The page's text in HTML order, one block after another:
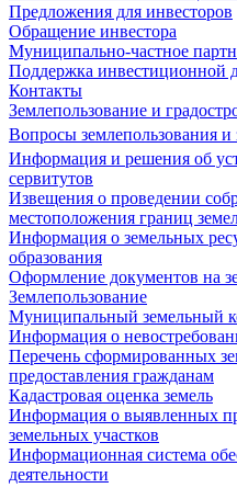
Предложения для инвесторов
Обращение инвестора
Муниципально-частное
Поддержка инвестиционной
Контакты
Землепользование и
Вопросы землепользования
Информация и решения об
сервитутов
Извещения о проведении
местоположения границ
Информация о земельных
образования
Оформление документов на
Землепользование
Муниципальный земельный
Информация о
Перечень сформированных
предоставления гражданам
Кадастровая оценка земель
Информация о выявленных
земельных участков
Информационная система
деятельности